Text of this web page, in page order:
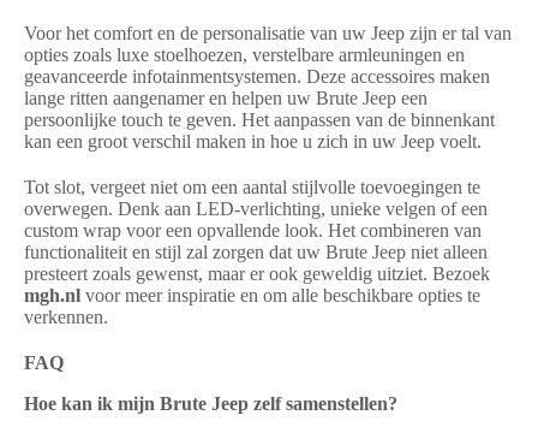
Voor het comfort en de personalisatie van uw Jeep zijn er tal van
opties zoals luxe stoelhoezen, verstelbare armleuningen en
geavanceerde infotainmentsystemen. Deze accessoires maken
lange ritten aangenamer en helpen uw Brute Jeep een
persoonlijke touch te geven. Het aanpassen van de binnenkant
kan een groot verschil maken in hoe u zich in uw Jeep voelt.
Tot slot, vergeet niet om een aantal stijlvolle toevoegingen te
overwegen. Denk aan LED-verlichting, unieke velgen of een
custom wrap voor een opvallende look. Het combineren van
functionaliteit en stijl zal zorgen dat uw Brute Jeep niet alleen
presteert zoals gewenst, maar er ook geweldig uitziet. Bezoek
mgh.nl voor meer inspiratie en om alle beschikbare opties te
verkennen.
FAQ
Hoe kan ik mijn Brute Jeep zelf samenstellen?